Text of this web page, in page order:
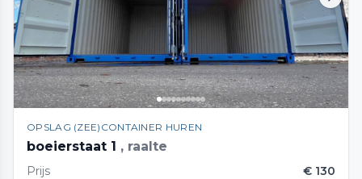
OPSLAG (ZEE)CONTAINER HUREN
boeierstaat 1 , raalte
Prijs
€ 130